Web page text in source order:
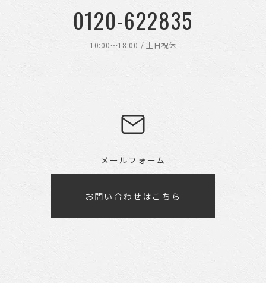
0120-622835
10:00〜18:00 / 土日祝休
メールフォーム
お問い合わせはこちら